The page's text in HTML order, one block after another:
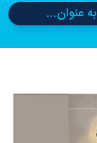
عنوان...